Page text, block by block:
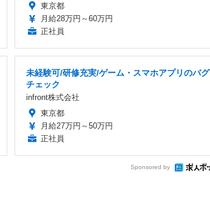
東京都
月給28万円～60万円
正社員
未経験可/研修充実/ゲーム・スマホアプリのバグ
チェック
infront株式会社
東京都
月給27万円～50万円
正社員
Sponsored by